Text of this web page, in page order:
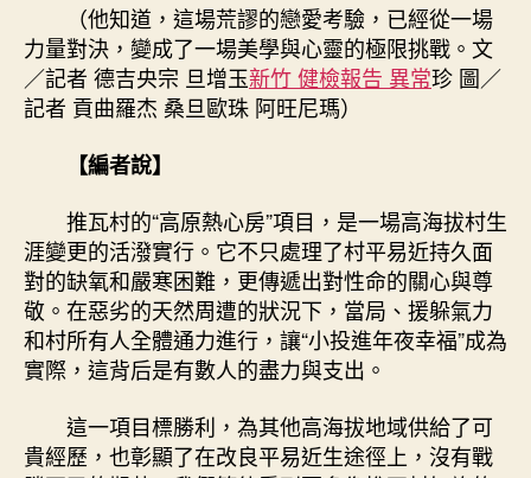
（他知道，這場荒謬的戀愛考驗，已經從一場
力量對決，變成了一場美學與心靈的極限挑戰。文
／記者 德吉央宗 旦增玉新竹 健檢報告 異常珍 圖／
記者 貢曲羅杰 桑旦歐珠 阿旺尼瑪）
【編者說】
推瓦村的“高原熱心房”項目，是一場高海拔村生
涯變更的活潑實行。它不只處理了村平易近持久面
對的缺氧和嚴寒困難，更傳遞出對性命的關心與尊
敬。在惡劣的天然周遭的狀況下，當局、援躲氣力
和村所有人全體通力進行，讓“小投進年夜幸福”成為
實際，這背后是有數人的盡力與支出。
這一項目標勝利，為其他高海拔地域供給了可
貴經歷，也彰顯了在改良平易近生途徑上，沒有戰